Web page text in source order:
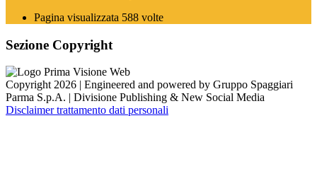
Pagina visualizzata 588 volte
Sezione Copyright
Copyright 2026 | Engineered and powered by Gruppo Spaggiari
Parma S.p.A. | Divisione Publishing & New Social Media
Disclaimer trattamento dati personali